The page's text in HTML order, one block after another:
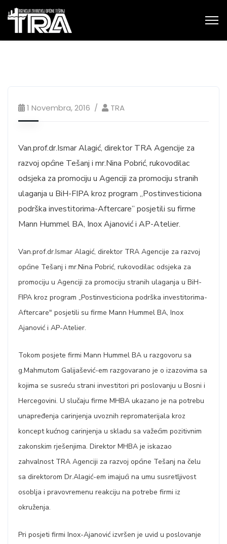
1 Novembra, 2016 TRA
Van.prof.dr.Ismar Alagić, direktor TRA Agencije za
razvoj općine Tešanj i mr.Nina Pobrić, rukovodilac
odsjeka za promociju u Agenciji za promociju stranih
ulaganja u BiH-FIPA kroz program „Postinvesticiona
podrška investitorima-Aftercare” posjetili su firme
Mann Hummel BA, Inox Ajanović i AP-Atelier.
Van.prof.dr.Ismar Alagić, direktor TRA Agencije za razvoj
općine Tešanj i mr.Nina Pobrić, rukovodilac odsjeka za
promociju u Agenciji za promociju stranih ulaganja u BiH-
FIPA kroz program „Postinvesticiona podrška investitorima-
Aftercare" posjetili su firme Mann Hummel BA, Inox
Ajanović i AP-Atelier.
Tokom posjete firmi Mann Hummel BA u razgovoru sa
g.Mahmutom Galijašević-em razgovarano je o izazovima sa
kojima se susreću strani investitori pri poslovanju u Bosni i
Hercegovini. U slučaju firme MHBA ukazano je na potrebu
unapređenja carinjenja uvoznih repromaterijala kroz
koncept kućnog carinjenja u skladu sa važećim pozitivnim
zakonskim rješenjima. Direktor MHBA je iskazao
zahvalnost TRA Agenciji za razvoj općine Tešanj na čelu
sa direktorom Dr.Alagić-em imajući na umu susretljivost
osoblja i pravovremenu reakciju na potrebe firmi iz
okruženja.
Pri posjeti firmi Inox-Ajanović izvršen je uvid u poslovanje